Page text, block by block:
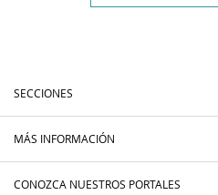
SECCIONES
MÁS INFORMACIÓN
CONOZCA NUESTROS PORTALES